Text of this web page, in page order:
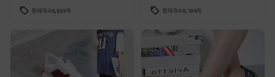
판매개수8,819개 판매개수8,704개